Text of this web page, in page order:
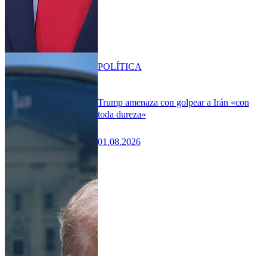
Trump amenaza con golpear a Irán «con
toda dureza»
01.08.2026
POLÍTICA